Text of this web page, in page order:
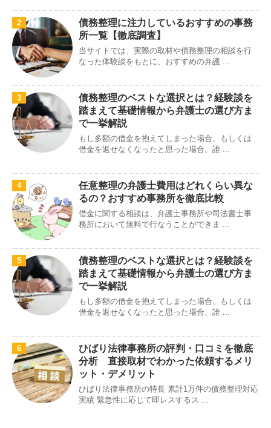
2
債務整理に注力しているおすすめの事務
所一覧【徹底調査】
当サイトでは、実際の取材や債務整理の相談を行
なった体験談をもとに、おすすめの弁護 ...
3
債務整理のベストな選択とは？経験談を
踏まえて基礎情報から弁護士の選び方ま
で一挙解説
もし多額の借金を抱えてしまった場合、もしくは
借金を返せなくなったと思った場合、誰 ...
4
任意整理の弁護士費用はどれくらい異な
るの？おすすめ事務所を徹底比較
借金に関する相談は、弁護士事務所や司法書士事
務所において無料で行なうことができま ...
5
債務整理のベストな選択とは？経験談を
踏まえて基礎情報から弁護士の選び方ま
で一挙解説
もし多額の借金を抱えてしまった場合、もしくは
借金を返せなくなったと思った場合、誰 ...
6
ひばり法律事務所の評判・口コミを徹底
分析 直接取材でわかった依頼するメリ
ット・デメリット
ひばり法律事務所の特長 累計1万件の債務整理対応
実績 緊急性に応じて即レスするス ...